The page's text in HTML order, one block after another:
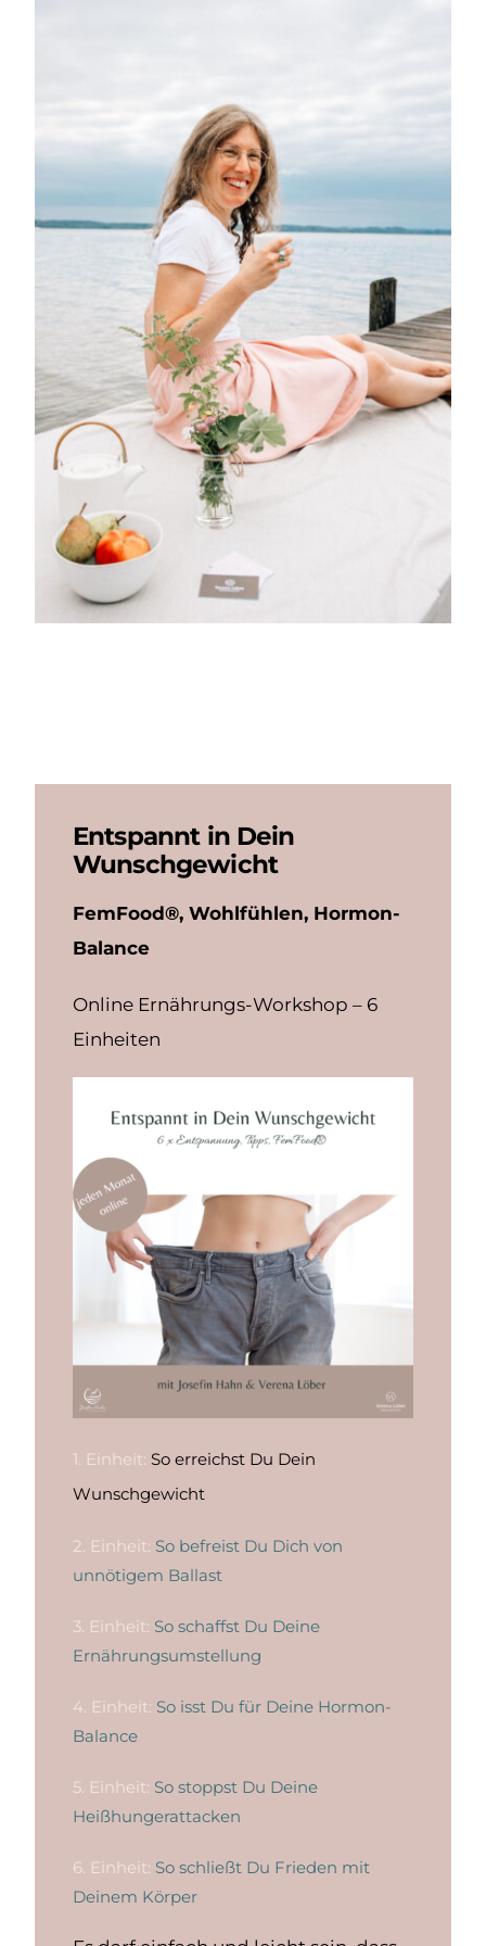
Neuigkeiten
Kontakt
Über mich
Impressum
Entspannt in Dein
Wunschgewicht
FemFood®, Wohlfühlen, Hormon-
Balance
Online Ernährungs-Workshop – 6
Einheiten
1. Einheit: So erreichst Du Dein
Wunschgewicht
2. Einheit: So befreist Du Dich von
unnötigem Ballast
3. Einheit: So schaffst Du Deine
Ernährungsumstellung
4. Einheit: So isst Du für Deine Hormon-
Balance
5. Einheit: So stoppst Du Deine
Heißhungerattacken
6. Einheit: So schließt Du Frieden mit
Deinem Körper